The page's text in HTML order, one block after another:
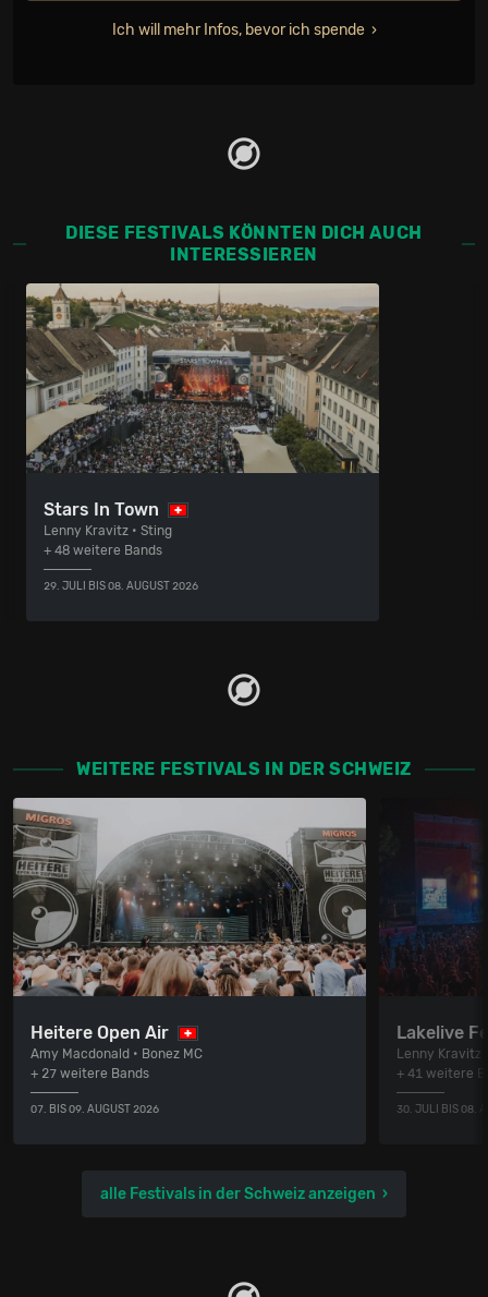
Ich will mehr Infos, bevor ich spende
DIESE FESTIVALS KÖNNTEN DICH AUCH
INTERESSIEREN
Stars In Town
Lenny Kravitz • Sting
+ 48 weitere Bands
29. JULI BIS 08. AUGUST 2026
WEITERE FESTIVALS IN DER SCHWEIZ
Heitere Open Air
Amy Macdonald • Bonez MC
+ 27 weitere Bands
07. BIS 09. AUGUST 2026
Lakelive
Lenny Kravitz
+ 41 weitere
30. JULI BIS 08.
alle Festivals in der Schweiz anzeigen